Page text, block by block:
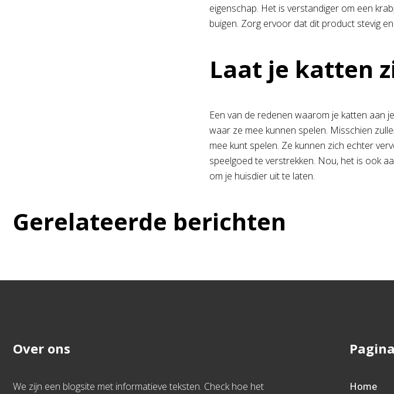
eigenschap. Het is verstandiger om een
buigen. Zorg ervoor dat dit product stevig
Laat je katten
Een van de redenen waarom je katten aan
waar ze mee kunnen spelen. Misschien
mee kunt spelen. Ze kunnen zich echter
speelgoed te verstrekken. Nou, het is ook
om je huisdier uit te laten.
Gerelateerde berichten
Over ons
We zijn een blogsite met informatieve teksten. Check hoe het Home